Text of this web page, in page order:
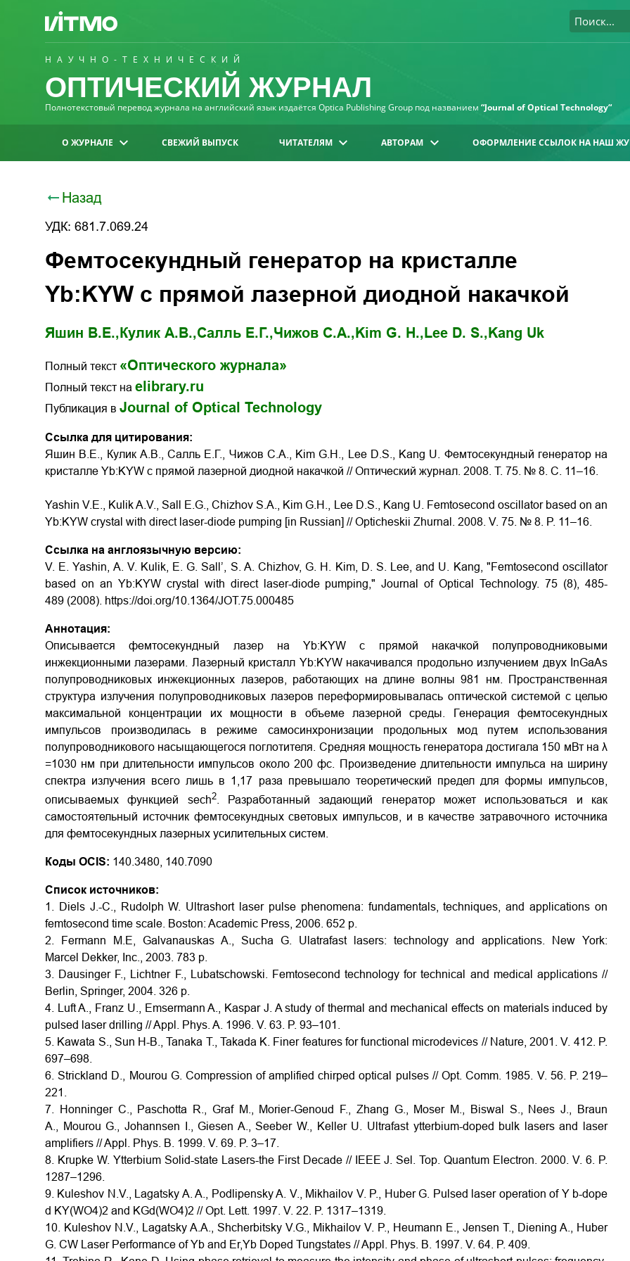
НАУЧНО-ТЕХНИЧЕСКИЙ
ОПТИЧЕСКИЙ ЖУРНАЛ
Полнотекстовый перевод журнала на английский язык издаётся Optica Publishing Group под названием “Journal of Optical Technology“
О ЖУРНАЛЕ СВЕЖИЙ ВЫПУСК ЧИТАТЕЛЯМ АВТОРАМ ОФОРМЛЕНИЕ ССЫЛОК НА НАШ
Назад
УДК: 681.7.069.24
Фемтосекундный генератор на кристалле
Yb:KYW с прямой лазерной диодной накачкой
Яшин В.Е., Кулик А.В.,Салль Е.Г.,Чижов С.А., Kim G. H., Lee D. S., Kang Uk
Полный текст «Оптического журнала»
Полный текст на elibrary.ru
Публикация в Journal of Optical Technology
Ссылка для цитирования:
Яшин В.Е., Кулик А.В., Салль Е.Г., Чижов С.А., Kim G.H., Lee D.S., Kang U. Фемтосекундный генератор на
кристалле Yb:KYW с прямой лазерной диодной накачкой // Оптический журнал. 2008. Т. 75. № 8. С. 11–16.
Yashin V.E., Kulik A.V., Sall E.G., Chizhov S.A., Kim G.H., Lee D.S., Kang U. Femtosecond oscillator based on an
Yb:KYW crystal with direct laser-diode pumping [in Russian] // Opticheskii Zhurnal. 2008. V. 75. № 8. P. 11–16.
Ссылка на англоязычную версию:
V. E. Yashin, A. V. Kulik, E. G. Sall’, S. A. Chizhov, G. H. Kim, D. S. Lee, and U. Kang, "Femtosecond oscillator
based on an Yb:KYW crystal with direct laser-diode pumping," Journal of Optical Technology. 75 (8), 485-
489 (2008). https://doi.org/10.1364/JOT.75.000485
Аннотация:
Описывается фемтосекундный лазер на Yb:KYW с прямой накачкой полупроводниковыми
инжекционными лазерами. Лазерный кристалл Yb:KYW накачивался продольно излучением двух InGaAs
полупроводниковых инжекционных лазеров, работающих на длине волны 981 нм. Пространственная
структура излучения полупроводниковых лазеров переформировывалась оптической системой с целью
максимальной концентрации их мощности в объеме лазерной среды. Генерация фемтосекундных
импульсов производилась в режиме самосинхронизации продольных мод путем использования
полупроводникового насыщающегося поглотителя. Средняя мощность генератора достигала 150 мВт на λ
=1030 нм при длительности импульсов около 200 фс. Произведение длительности импульса на ширину
спектра излучения всего лишь в 1,17 раза превышало теоретический предел для формы импульсов,
описываемых функцией sech2. Разработанный задающий генератор может использоваться и как
самостоятельный источник фемтосекундных световых импульсов, и в качестве затравочного источника
для фемтосекундных лазерных усилительных систем.
Коды OCIS: 140.3480, 140.7090
Список источников:
1. Diels J.-C., Rudolph W. Ultrashort laser pulse phenomena: fundamentals, techniques, and applications on
femtosecond time scale. Boston: Academic Press, 2006. 652 p.
2. Fermann M.E, Galvanauskas A., Sucha G. Ulatrafast lasers: technology and applications. New York:
Marcel Dekker, Inc., 2003. 783 p.
3. Dausinger F., Lichtner F., Lubatschowski. Femtosecond technology for technical and medical applications //
Berlin, Springer, 2004. 326 p.
4. Luft A., Franz U., Emsermann A., Kaspar J. A study of thermal and mechanical effects on materials induced by
pulsed laser drilling // Appl. Phys. A. 1996. V. 63. P. 93–101.
5. Kawata S., Sun H-B., Tanaka T., Takada K. Finer features for functional microdevices // Nature, 2001. V. 412. P.
697–698.
6. Strickland D., Mourou G. Compression of amplified chirped optical pulses // Opt. Comm. 1985. V. 56. P. 219–
221.
7. Honninger C., Paschotta R., Graf M., Morier-Genoud F., Zhang G., Moser M., Biswal S., Nees J., Braun
A., Mourou G., Johannsen I., Giesen A., Seeber W., Keller U. Ultrafast ytterbium-doped bulk lasers and laser
amplifiers // Appl. Phys. B. 1999. V. 69. P. 3–17.
8. Krupke W. Ytterbium Solid-state Lasers-the First Decade // IEEE J. Sel. Top. Quantum Electron. 2000. V. 6. P.
1287–1296.
9. Kuleshov N.V., Lagatsky A. A., Podlipensky A. V., Mikhailov V. P., Huber G. Pulsed laser operation of Y b-dope
d KY(WO4)2 and KGd(WO4)2 // Opt. Lett. 1997. V. 22. P. 1317–1319.
10. Kuleshov N.V., Lagatsky A.A., Shcherbitsky V.G., Mikhailov V. P., Heumann E., Jensen T., Diening A., Huber
G. CW Laser Performance of Yb and Er,Yb Doped Tungstates // Appl. Phys. B. 1997. V. 64. P. 409.